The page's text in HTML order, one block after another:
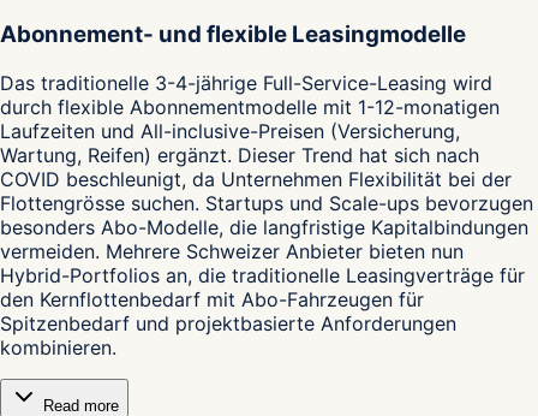
Abonnement- und flexible Leasingmodelle
Das traditionelle 3-4-jährige Full-Service-Leasing wird
durch flexible Abonnementmodelle mit 1-12-monatigen
Laufzeiten und All-inclusive-Preisen (Versicherung,
Wartung, Reifen) ergänzt. Dieser Trend hat sich nach
COVID beschleunigt, da Unternehmen Flexibilität bei der
Flottengrösse suchen. Startups und Scale-ups bevorzugen
besonders Abo-Modelle, die langfristige Kapitalbindungen
vermeiden. Mehrere Schweizer Anbieter bieten nun
Hybrid-Portfolios an, die traditionelle Leasingverträge für
den Kernflottenbedarf mit Abo-Fahrzeugen für
Spitzenbedarf und projektbasierte Anforderungen
kombinieren.
Read more